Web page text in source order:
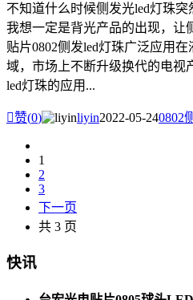
不知道什么时候侧发光led灯珠突
我想一定是背光产品的出现，让
贴片0802侧发led灯珠广泛应用
域，市场上不断升级换代的电视
led灯珠的应用...
赞(0) liyin2022-05-240802
1
2
3
下一页
共 3 页
快讯